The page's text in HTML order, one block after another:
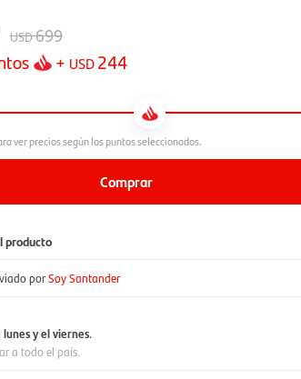
USD699
+ USD244
Comprar
producto
porSoy Santander
lunes y el viernes.
a todo el país.